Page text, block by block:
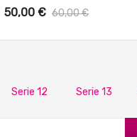
50,00 € 60,00 €
Serie 12 Serie 13